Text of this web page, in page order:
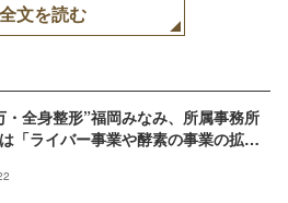
全文を読む
・全身整形”福岡みなみ、所属事務所
「ライバー事業や酵素の事業の拡